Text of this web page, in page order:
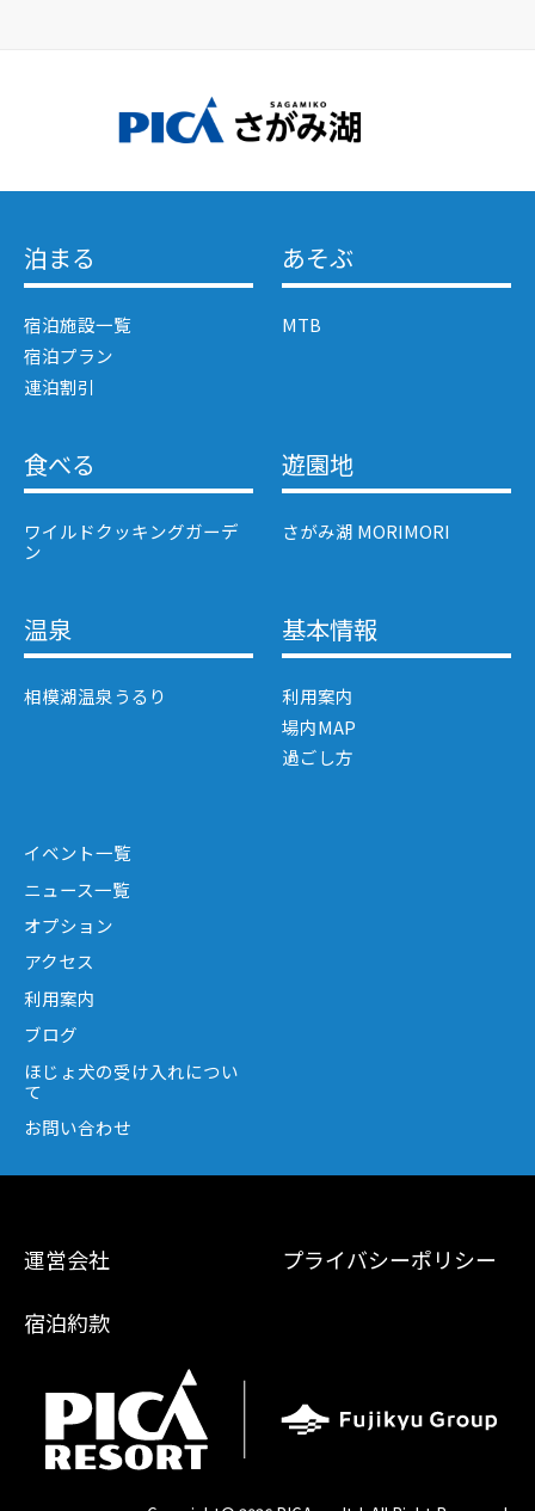
泊まる
宿泊施設一覧
宿泊プラン
連泊割引
あそぶ
MTB
食べる
ワイルドクッキングガーデ
ン
遊園地
さがみ湖 MORIMORI
温泉
相模湖温泉うるり
基本情報
利用案内
場内MAP
過ごし方
イベント一覧
ニュース一覧
オプション
アクセス
利用案内
ブログ
ほじょ犬の受け入れについ
て
お問い合わせ
運営会社 プライバシーポリシー
宿泊約款